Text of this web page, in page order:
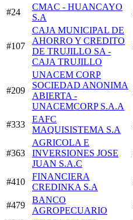
#24
CMAC - HUANCAYO
S.A
#107
CAJA MUNICIPAL DE
AHORRO Y CREDITO
DE TRUJILLO SA -
CAJA TRUJILLO
#209
UNACEM CORP
SOCIEDAD ANONIMA
ABIERTA -
UNACEMCORP S.A.A
#333
EAFC
MAQUISISTEMA S.A
#363
AGRICOLA E
INVERSIONES JOSE
JUAN S.A.C
#410
FINANCIERA
CREDINKA S.A
#479
BANCO
AGROPECUARIO